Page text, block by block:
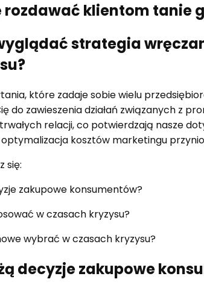
rozdawać klientom tanie
strategia
które zadaje sobie wielu
do zawieszenia działań związanych z
relacji, co potwierdzają nasze
optymalizacja kosztów marketingu
się:
zakupowe konsumentów?
w czasach kryzysu?
wybrać w czasach kryzysu?
decyzje zakupowe